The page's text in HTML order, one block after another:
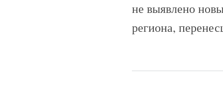
не выявлено
региона,